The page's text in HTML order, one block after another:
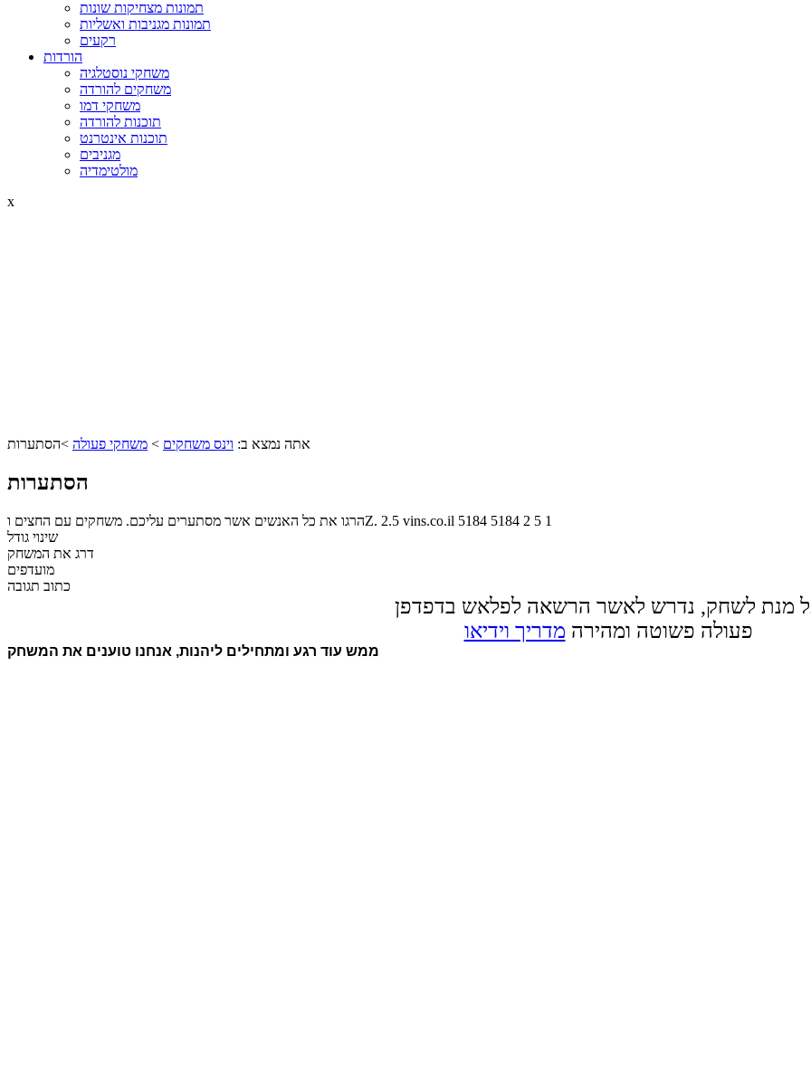
תמונות מצחיקות שונות
תמונות מגניבות ואשליות
רקעים
הורדות
משחקי נוסטלגיה
משחקים להורדה
משחקי דמו
תוכנות להורדה
תוכנות אינטרנט
מגניבים
מולטימדיה
x
אתה נמצא ב: וינס משחקים > משחקי פעולה >הסתערות
הסתערות
הרגו את כל האנשים אשר מסתערים עליכם. משחקים עם החצים וZ. 2.5 vins.co.il 5184 5184 2 5 1
שינוי גודל
דרג את המשחק
מועדפים
כתוב תגובה
מנת לשחק, נדרש לאשר הרשאה לפלאש בדפדפן
פעולה פשוטה ומהירה מדריך וידיאו
ממש עוד רגע ומתחילים ליהנות, אנחנו טוענים את המשחק